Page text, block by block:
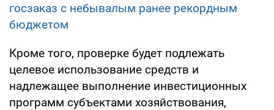
госзаказ с небывалым ранее рекордным
бюджетом
Кроме того, проверке будет подлежать
целевое использование средств и
надлежащее выполнение инвестиционных
программ субъектами хозяйствования,